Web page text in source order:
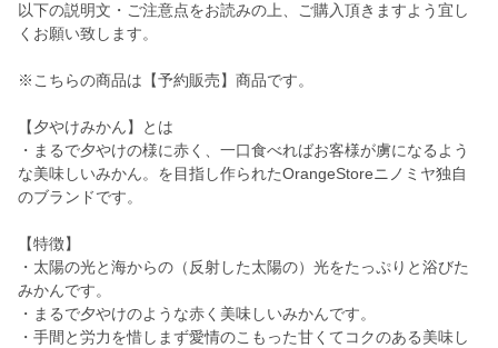
以下の説明文・ご注意点をお読みの上、ご購入頂きますよう宜し
くお願い致します。
※こちらの商品は【予約販売】商品です。
【夕やけみかん】とは
・まるで夕やけの様に赤く、一口食べればお客様が虜になるよう
な美味しいみかん。を目指し作られたOrangeStoreニノミヤ独自
のブランドです。
【特徴】
・太陽の光と海からの（反射した太陽の）光をたっぷりと浴びた
みかんです。
・まるで夕やけのような赤く美味しいみかんです。
・手間と労力を惜しまず愛情のこもった甘くてコクのある美味し